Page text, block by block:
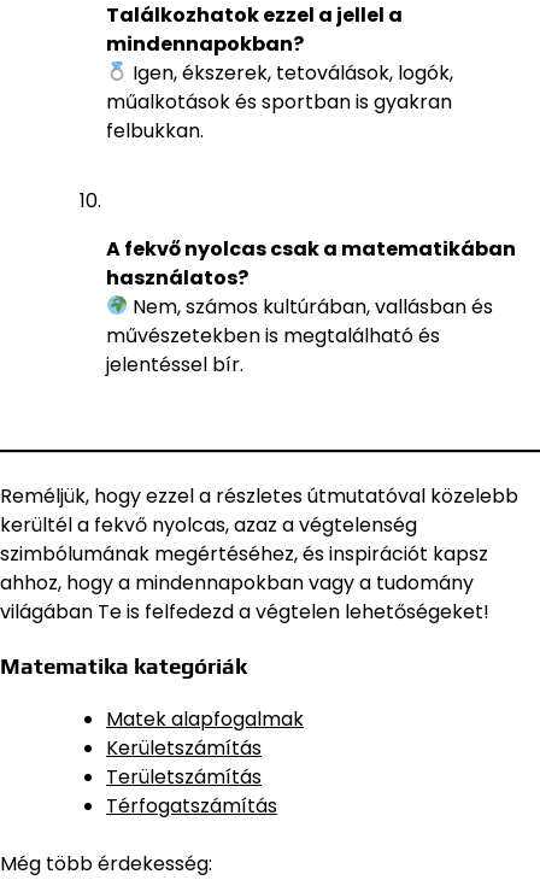
Találkozhatok ezzel a jellel a
mindennapokban?
Igen, ékszerek, tetoválások, logók,
műalkotások és sportban is gyakran
felbukkan.
A fekvő nyolcas csak a matematikában
használatos?
Nem, számos kultúrában, vallásban és
művészetekben is megtalálható és
jelentéssel bír.
Reméljük, hogy ezzel a részletes útmutatóval közelebb
kerültél a fekvő nyolcas, azaz a végtelenség
szimbólumának megértéséhez, és inspirációt kapsz
ahhoz, hogy a mindennapokban vagy a tudomány
világában Te is felfedezd a végtelen lehetőségeket!
Matematika kategóriák
Matek alapfogalmak
Kerületszámítás
Területszámítás
Térfogatszámítás
Még több érdekesség: